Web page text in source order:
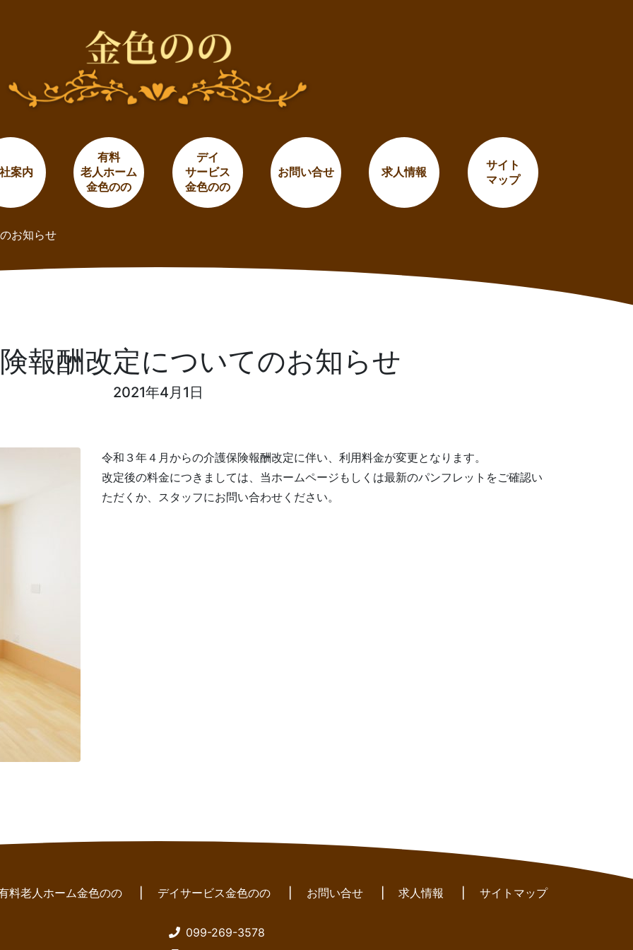
案内
有料
老人ホーム
金色のの
デイ
サービス
金色のの
お問い合せ 求人情報
サイト
マップ
お知らせ
報酬改定についてのお知らせ
2021年4月1日
令和３年４月からの介護保険報酬改定に伴い、利用料金が変更となります。
改定後の料金につきましては、当ホームページもしくは最新のパンフレットをご確認い
ただくか、スタッフにお問い合わせください。
料老人ホーム金色のの デイサービス金色のの お問い合せ 求人情報 サイトマップ
099-269-3578